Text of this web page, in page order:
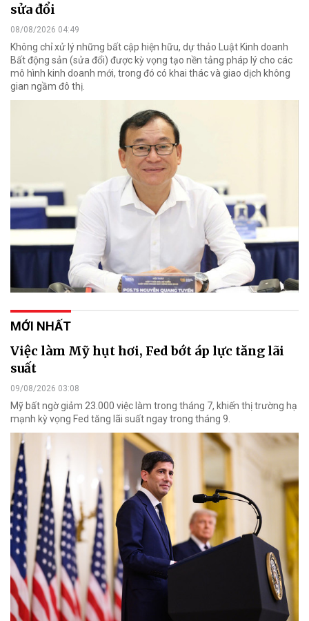
sửa đổi
08/08/2026 04:49
Không chỉ xử lý những bất cập hiện hữu, dự thảo Luật Kinh doanh
Bất động sản (sửa đổi) được kỳ vọng tạo nền tảng pháp lý cho các
mô hình kinh doanh mới, trong đó có khai thác và giao dịch không
gian ngầm đô thị.
MỚI NHẤT
Việc làm Mỹ hụt hơi, Fed bớt áp lực tăng lãi
suất
09/08/2026 03:08
Mỹ bất ngờ giảm 23.000 việc làm trong tháng 7, khiến thị trường hạ
mạnh kỳ vọng Fed tăng lãi suất ngay trong tháng 9.